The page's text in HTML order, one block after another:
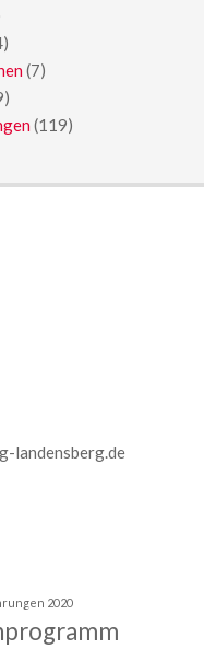
(7)
(119)
landensberg.de
2020